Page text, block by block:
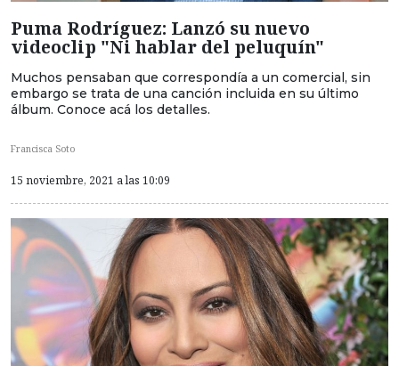
Puma Rodríguez: Lanzó su nuevo
videoclip "Ni hablar del peluquín"
Muchos pensaban que correspondía a un comercial, sin
embargo se trata de una canción incluida en su último
álbum. Conoce acá los detalles.
Francisca Soto
15 noviembre, 2021 a las 10:09